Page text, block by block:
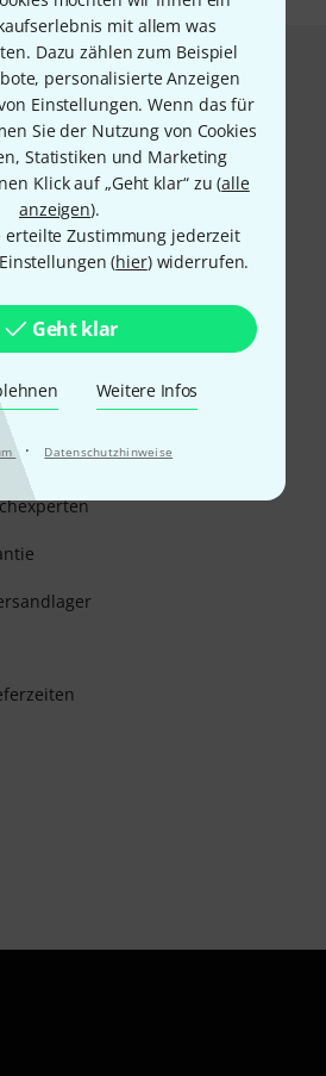
mit allem was
Dazu zählen zum Beispiel
personalisierte Anzeigen
Einstellungen. Wenn das für
Sie der Nutzung von Cookies
Statistiken und Marketing
Klick auf „Geht klar“ zu (alle
anzeigen).
erteilte Zustimmung jederzeit
(hier) widerrufen.
Geht klar
Weitere Infos
· Datenschutzhinweise
und sicher per Nachnahme,
Pay,Klarna Sofort bezahlen
Kreditkarte.
Garantie